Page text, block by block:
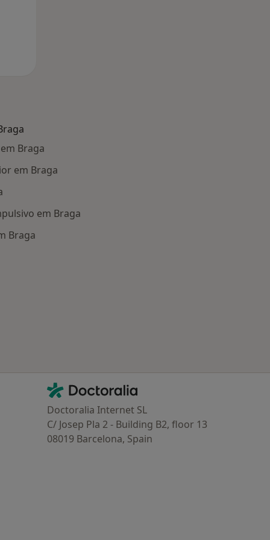
Braga
em Braga
em Braga
Braga
Contacto
Doctoralia - Homepage
Doctoralia Internet SL
C/ Josep Pla 2 - Building B2, floor 13
08019 Barcelona, Spain